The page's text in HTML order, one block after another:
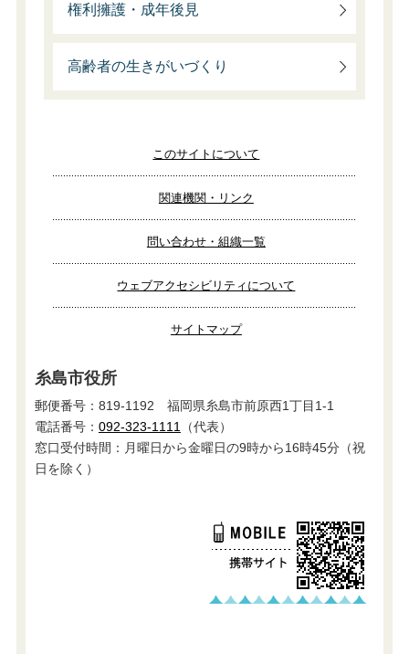
権利擁護・成年後見
高齢者の生きがいづくり
このサイトについて
関連機関・リンク
問い合わせ・組織一覧
ウェブアクセシビリティについて
サイトマップ
糸島市役所
郵便番号：819-1192 福岡県糸島市前原西1丁目1-1
電話番号： 092-323-1111（代表）
窓口受付時間：月曜日から金曜日の9時から16時45分（祝
日を除く）